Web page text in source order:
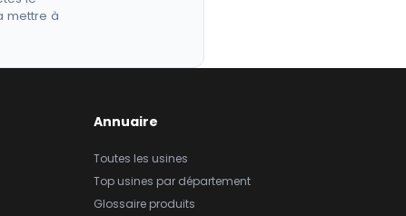
mettre à
Annuaire
Toutes les usines
Top usines par département
Glossaire produits